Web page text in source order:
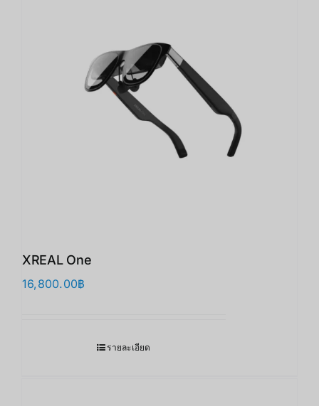
XREAL One
16,800.00฿
รายละเอียด